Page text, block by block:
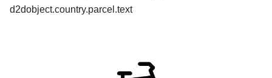
d2dobject.country.parcel.text